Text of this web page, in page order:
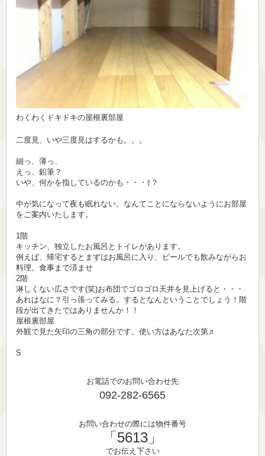
二度見、いや三度見はするかも。。。
細っ、薄っ、
えっ、鉛筆？
いや、何かを指しているのかも・・・⇧？
中が気になって夜も眠れない、なんてことにならないようにお部屋
をご案内いたします。
1階
キッチン、独立したお風呂とトイレがあります。
例えば、帰宅するとまずはお風呂に入り、ビールでも飲みながらお
料理。食事まで済ませ
2階
淋しくない広さです(笑)お布団でゴロゴロ天井を見上げると・・・
あれはなに？引っ張ってみる。するとなんということでしょう！階
段が出てきたではありませんか！！
屋根裏部屋
外観で見た矢印の三角の部分です。使い方はあなた次第♬
S
お電話でのお問い合わせ先
092-282-6565
お問い合わせの際には物件番号
「5613」
でお伝え下さい
わくわくドキドキの屋根裏部屋